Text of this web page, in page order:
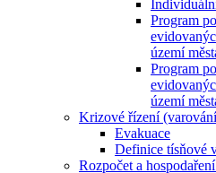
Program
území
Program
území
Krizové řízení
Evakuace
Definice tísňové
Rozpočet a